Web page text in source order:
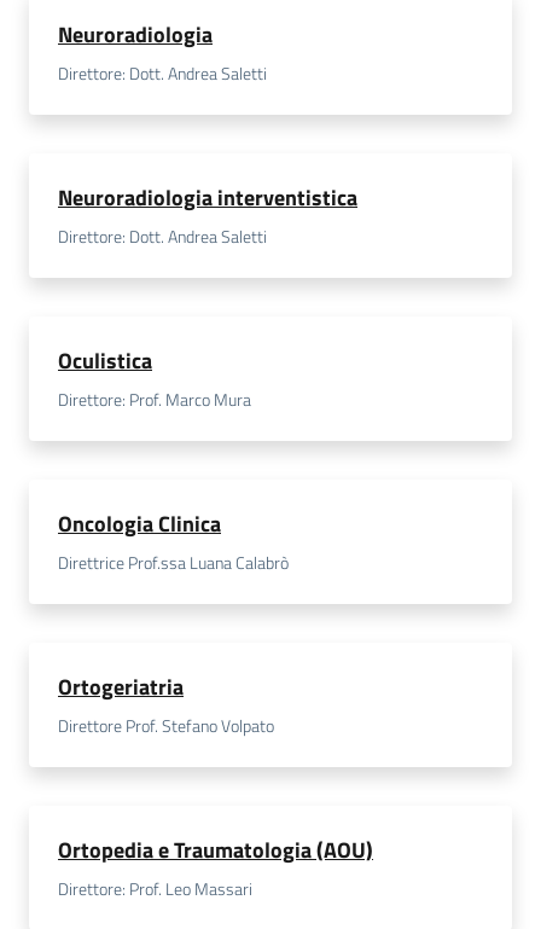
Neuroradiologia
Direttore: Dott. Andrea Saletti
Neuroradiologia interventistica
Direttore: Dott. Andrea Saletti
Oculistica
Direttore: Prof. Marco Mura
Oncologia Clinica
Direttrice Prof.ssa Luana Calabrò
Ortogeriatria
Direttore Prof. Stefano Volpato
Ortopedia e Traumatologia (AOU)
Direttore: Prof. Leo Massari